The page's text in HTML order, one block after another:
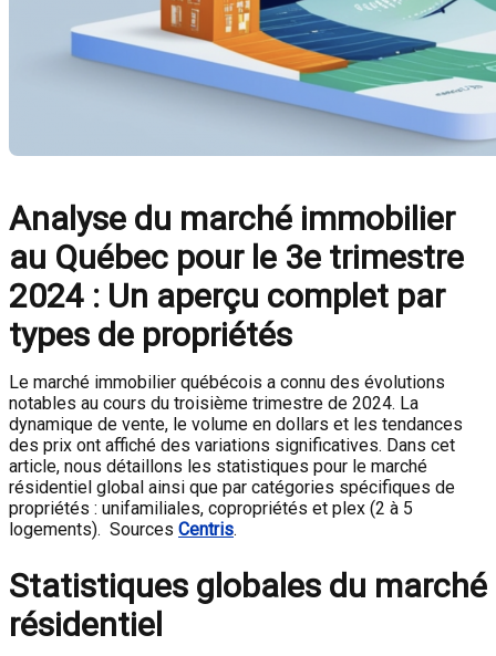
Analyse du marché immobilier
au Québec pour le 3e trimestre
2024 : Un aperçu complet par
types de propriétés
Le marché immobilier québécois a connu des évolutions
notables au cours du troisième trimestre de 2024. La
dynamique de vente, le volume en dollars et les tendances
des prix ont affiché des variations significatives. Dans cet
article, nous détaillons les statistiques pour le marché
résidentiel global ainsi que par catégories spécifiques de
propriétés : unifamiliales, copropriétés et plex (2 à 5
logements). Sources Centris.
Statistiques globales du marché
résidentiel